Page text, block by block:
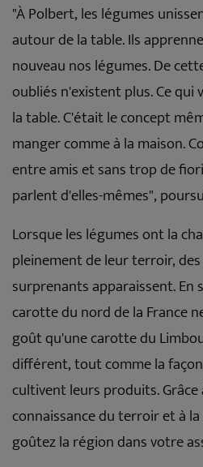
"À Polbert, les légumes
autour de la table. Ils
nouveau nos légumes. De
oubliés n'existent plus. Ce qui
la table. C'était le concept
manger comme à la maison.
entre amis et sans trop de
parlent d'elles-mêmes",
Lorsque les légumes ont la
pleinement de leur terroir,
surprenants apparaissent. En
carotte du nord de la France
goût qu'une carotte du
différent, tout comme la
cultivent leurs produits.
connaissance du terroir et à
goûtez la région dans votre